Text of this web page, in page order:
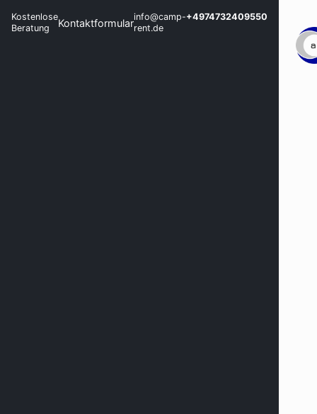
Kostenlose
Beratung
Kontaktformularinfo@camp-
rent.de
+4974732409550